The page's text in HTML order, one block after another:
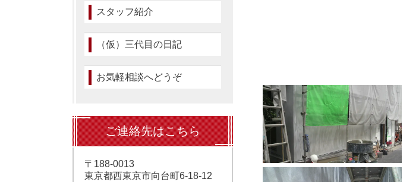
スタッフ紹介
（仮）三代目の日記
お気軽相談へどうぞ
ご連絡先はこちら
〒188-0013
東京都西東京市向台町6-18-12